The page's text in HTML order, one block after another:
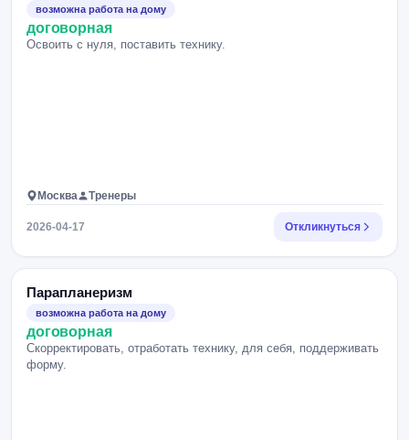
возможна работа на дому
договорная
Освоить с нуля, поставить технику.
Москва Тренеры
2026-04-17 Откликнуться
Парапланеризм
возможна работа на дому
договорная
Скорректировать, отработать технику, для себя, поддерживать
форму.